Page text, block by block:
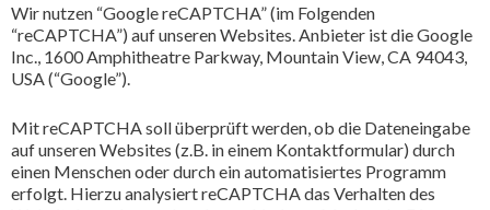
Wir nutzen “Google reCAPTCHA” (im Folgenden
“reCAPTCHA”) auf unseren Websites. Anbieter ist die Google
Inc., 1600 Amphitheatre Parkway, Mountain View, CA 94043,
USA (“Google”).
Mit reCAPTCHA soll überprüft werden, ob die Dateneingabe
auf unseren Websites (z.B. in einem Kontaktformular) durch
einen Menschen oder durch ein automatisiertes Programm
erfolgt. Hierzu analysiert reCAPTCHA das Verhalten des